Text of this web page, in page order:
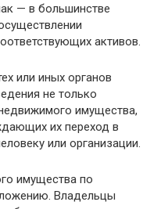
— в большинстве
активов.
или иных органов
не только
имущества,
их переход в
или организации.
имущества по
Владельцы